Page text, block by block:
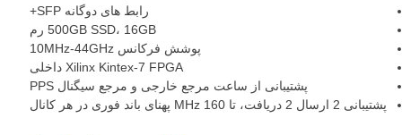
رابط های دوگانه SFP+
500GB SSD، 16GB رم
پوشش فرکانس 10MHz-44GHz
Xilinx Kintex-7 FPGA داخلی
پشتیبانی از ساعت مرجع خارجی و مرجع سیگنال PPS
پشتیبانی 2 ارسال 2 دریافت، تا 160 MHz پهنای باند فوری در هر کانال